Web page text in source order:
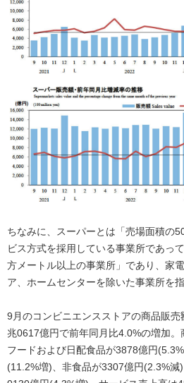
ちなみに、スーパーとは「売場面積の
ビス方式を採用している事業所であっ
方メートル以上の事業所」であり、家
ア、ホームセンターを除いた事業所を指
9月のコンビニエンスストアの商品販
兆0617億円で前年同月比4.0%の増加。
フードおよび日配食品が3878億円
(11.2%増)、非食品が3307億円(2.3%